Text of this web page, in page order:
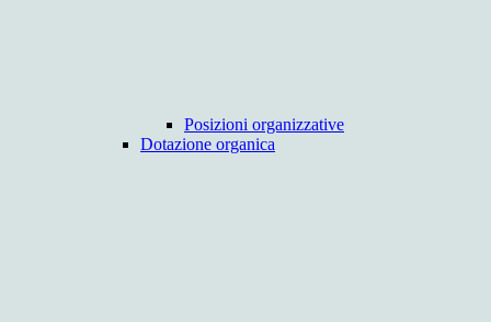
Posizioni organizzative
Dotazione organica